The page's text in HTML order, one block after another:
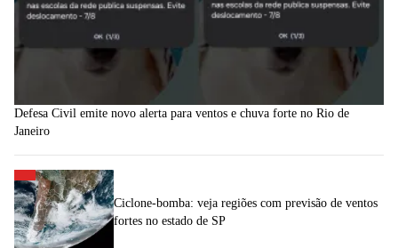
Defesa Civil emite novo alerta para ventos e chuva forte no Rio de
Janeiro
Ciclone-bomba: veja regiões com previsão de ventos
fortes no estado de SP